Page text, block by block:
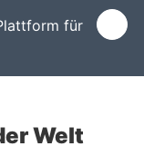
für
Welt